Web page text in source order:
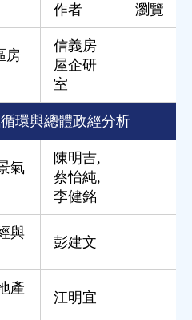
作者 瀏覽
房
信義房
屋企研
室
環與總體政經分析
氣
陳明吉,
蔡怡純,
李健銘
與
彭建文
產
江明宜